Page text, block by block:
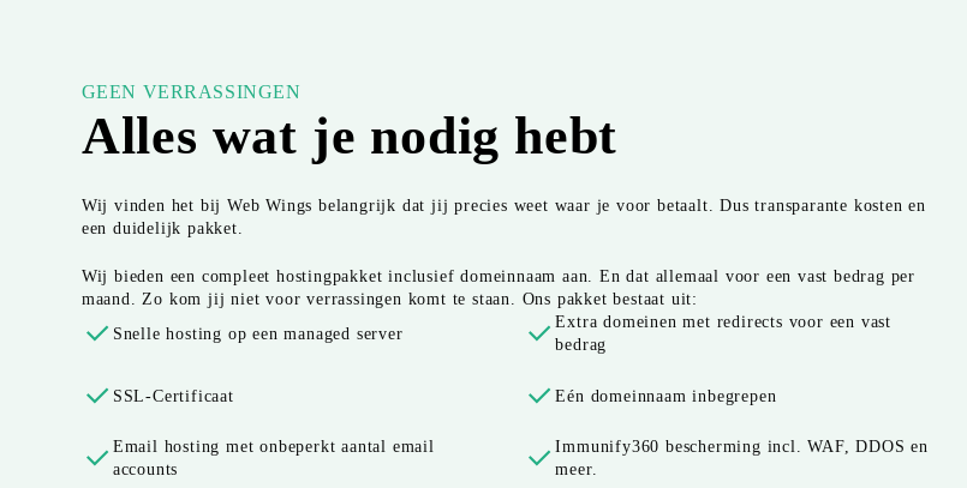
GEEN VERRASSINGEN
Alles wat je nodig hebt
Wij vinden het bij Web Wings belangrijk dat jij precies weet waar je voor betaalt. Dus transparante kosten en
een duidelijk pakket.
Wij bieden een compleet hostingpakket inclusief domeinnaam aan. En dat allemaal voor een vast bedrag per
maand. Zo kom jij niet voor verrassingen komt te staan. Ons pakket bestaat uit:
Snelle hosting op een managed server
Extra domeinen met redirects voor een vast
bedrag
SSL-Certificaat Eén domeinnaam inbegrepen
Email hosting met onbeperkt aantal email
accounts
Immunify360 bescherming incl. WAF, DDOS en
meer.